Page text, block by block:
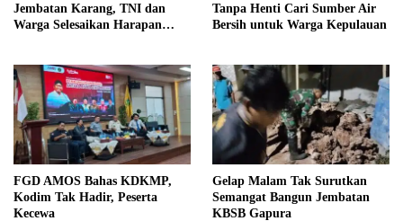
Jembatan Karang, TNI dan
Warga Selesaikan Harapan
Tanpa Henti Cari Sumber Air
Bersih untuk Warga Kepulauan
FGD AMOS Bahas KDKMP,
Kodim Tak Hadir, Peserta
Kecewa
Gelap Malam Tak Surutkan
Semangat Bangun Jembatan
KBSB Gapura